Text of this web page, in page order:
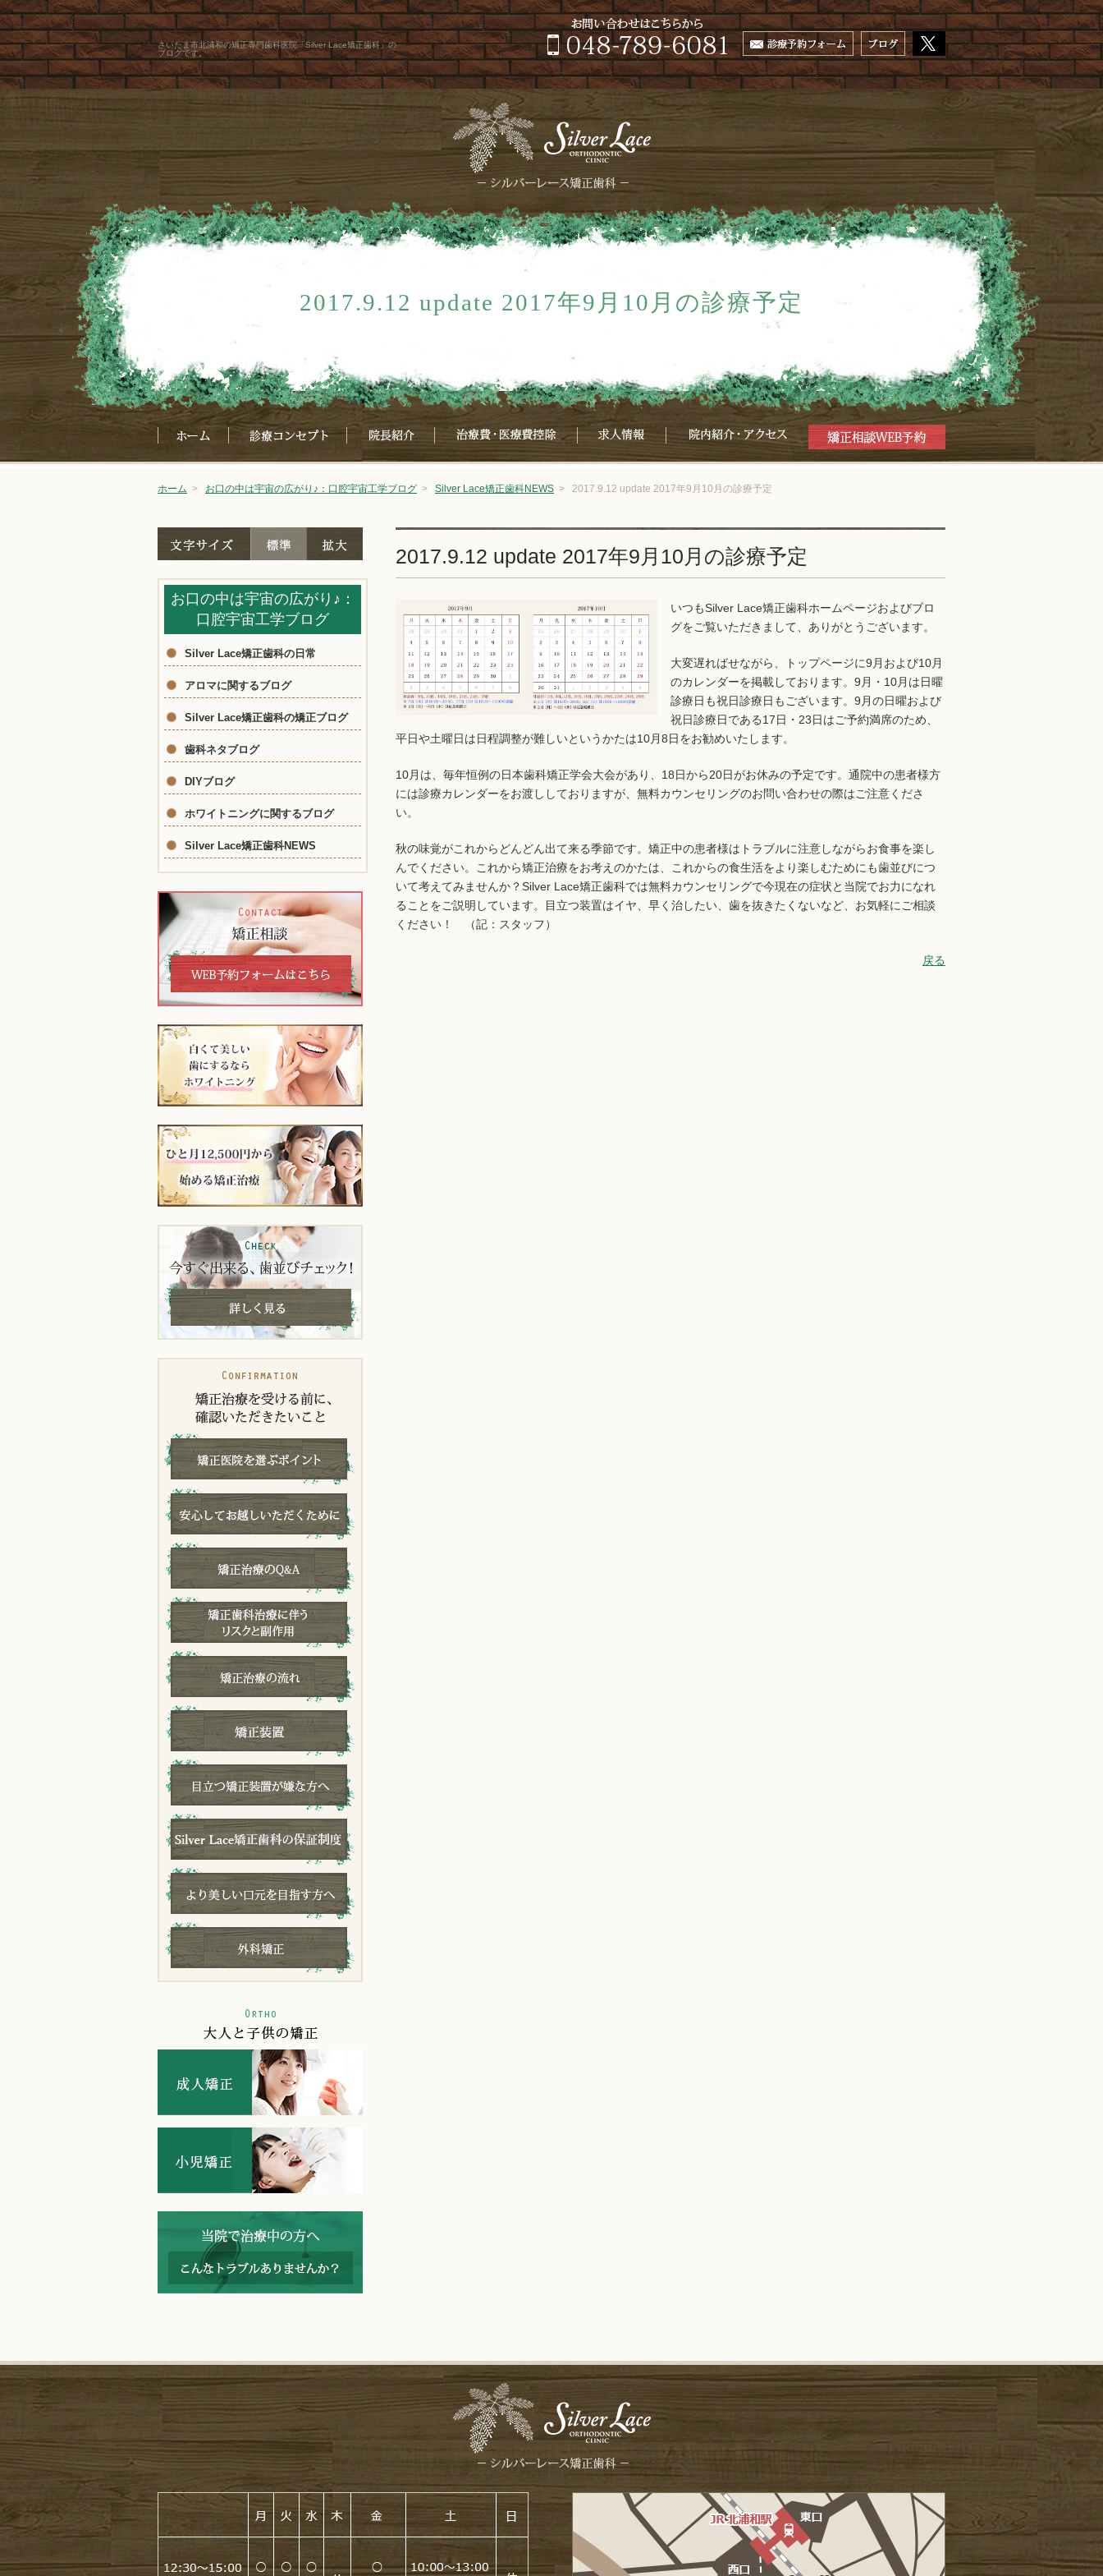
さいたま市北浦和の矯正専門歯科医院「Silver Lace矯正歯科」の
ブログです。
2017.9.12 update 2017年9月10月の診療予定
ホーム > お口の中は宇宙の広がり♪：口腔宇宙工学ブログ > Silver Lace矯正歯科NEWS > 2017.9.12 update 2017年9月10月の診療予定
2017.9.12 update 2017年9月10月の診療予定
いつもSilver Lace矯正歯科ホームページおよびブロ
グをご覧いただきまして、ありがとうございます。
大変遅ればせながら、トップページに9月および10月
のカレンダーを掲載しております。9月・10月は日曜
診療日も祝日診療日もございます。9月の日曜および
祝日診療日である17日・23日はご予約満席のため、
平日や土曜日は日程調整が難しいというかたは10月8日をお勧めいたします。
10月は、毎年恒例の日本歯科矯正学会大会があり、18日から20日がお休みの予定です。通院中の患者様方
には診療カレンダーをお渡ししておりますが、無料カウンセリングのお問い合わせの際はご注意くださ
い。
秋の味覚がこれからどんどん出て来る季節です。矯正中の患者様はトラブルに注意しながらお食事を楽し
んでください。これから矯正治療をお考えのかたは、これからの食生活をより楽しむためにも歯並びにつ
いて考えてみませんか？Silver Lace矯正歯科では無料カウンセリングで今現在の症状と当院でお力になれ
ることをご説明しています。目立つ装置はイヤ、早く治したい、歯を抜きたくないなど、お気軽にご相談
ください！ （記：スタッフ）
戻る
お口の中は宇宙の広がり♪：
口腔宇宙工学ブログ
Silver Lace矯正歯科の日常
アロマに関するブログ
Silver Lace矯正歯科の矯正ブログ
歯科ネタブログ
DIYブログ
ホワイトニングに関するブログ
Silver Lace矯正歯科NEWS